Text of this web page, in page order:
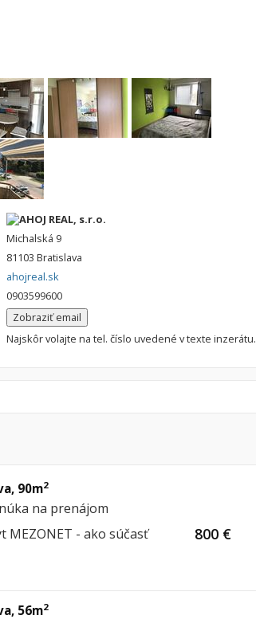
AHOJ REAL, s.r.o.
Michalská 9
81103 Bratislava
ahojreal.sk
0903599600
Zobraziť email
Najskôr volajte na tel. číslo uvedené v texte inzerátu.
90m2
na prenájom
MEZONET - ako súčasť
800 €
56m2